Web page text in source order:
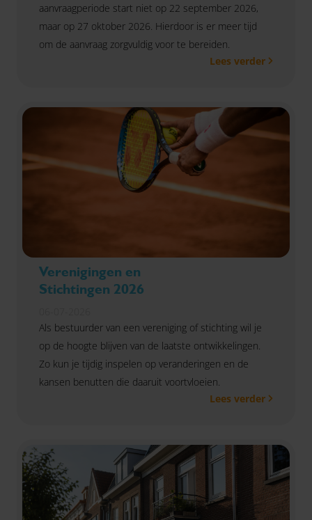
aanvraagperiode start niet op 22 september 2026,
maar op 27 oktober 2026. Hierdoor is er meer tijd
om de aanvraag zorgvuldig voor te bereiden.
Lees verder
Verenigingen en
Stichtingen 2026
Als bestuurder van een vereniging of stichting wil je
op de hoogte blijven van de laatste ontwikkelingen.
Zo kun je tijdig inspelen op veranderingen en de
kansen benutten die daaruit voortvloeien.
Lees verder